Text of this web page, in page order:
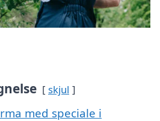
skjul
med speciale i